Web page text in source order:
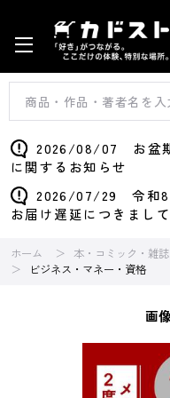
2026/08/07 お盆期
に関するお知らせ
2026/07/29 令和8
お届け遅延につきまして
ホーム 本・コミック・雑誌
ビジネス・マネー・資格
画